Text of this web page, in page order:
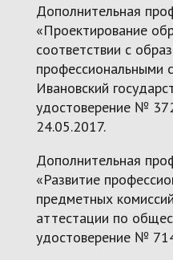
Дополнительная
«Проектирование
соответствии с
профессиональными
Ивановский
удостоверение №
24.05.2017.
Дополнительная
«Развитие
предметных
аттестации по
удостоверение №